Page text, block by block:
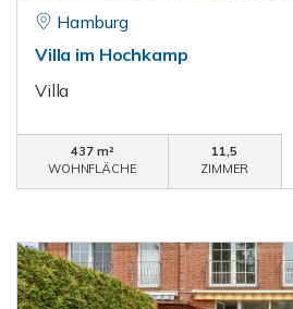
Hamburg
Villa im Hochkamp
Villa
437 m²
WOHNFLÄCHE
11,5
ZIMMER